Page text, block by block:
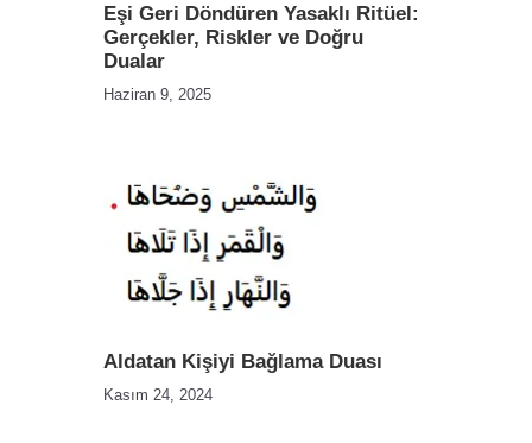
Eşi Geri Döndüren Yasaklı Ritüel:
Gerçekler, Riskler ve Doğru
Dualar
Haziran 9, 2025
Aldatan Kişiyi Bağlama Duası
Kasım 24, 2024